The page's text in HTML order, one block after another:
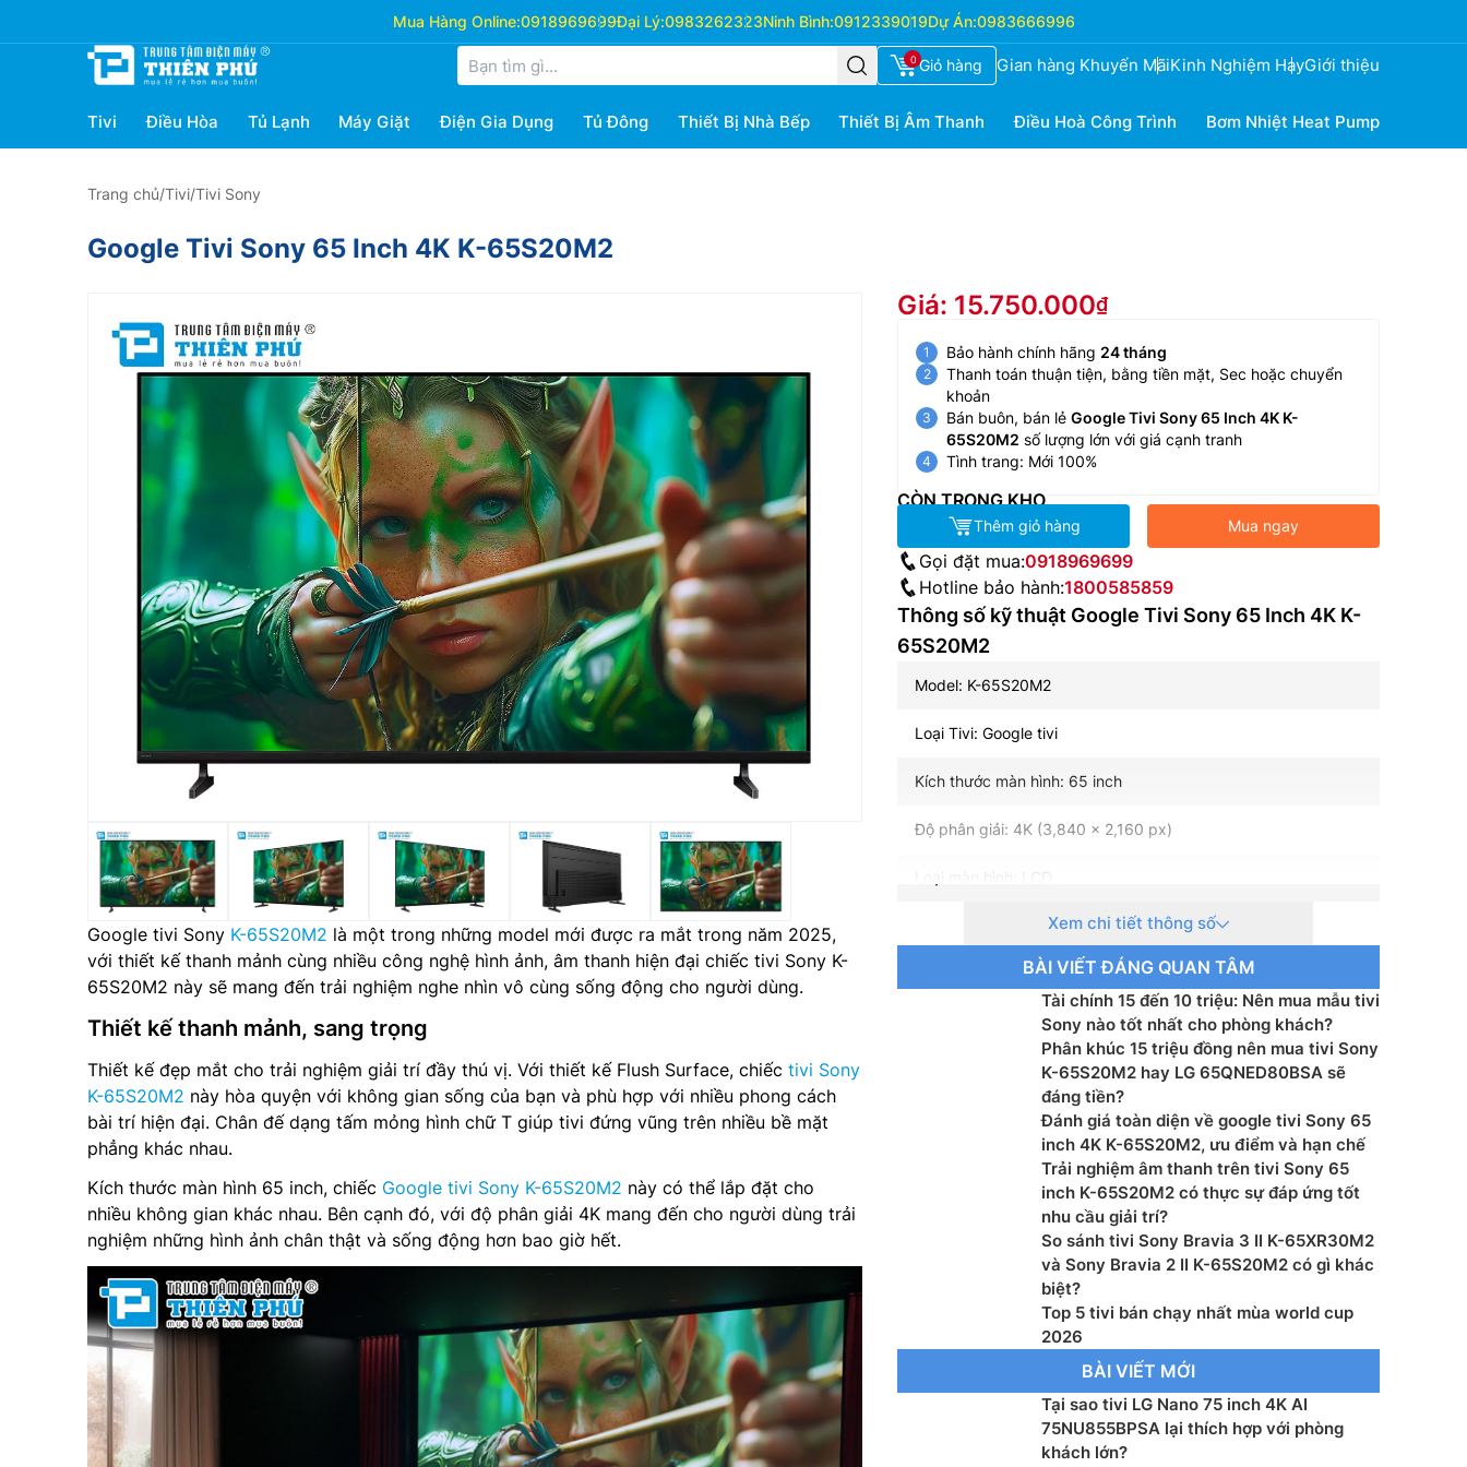
Mua Hàng Online:0918969699Đại Lý:0983262323Ninh Bình:0912339019Dự Án:0983666996
0 Giỏ hàng Gian hàng Khuyến MãiKinh Nghiệm HayGiới thiệu
Tivi Điều Hòa Tủ Lạnh Máy Giặt Điện Gia Dụng Tủ Đông Thiết Bị Nhà Bếp Thiết Bị Âm Thanh Điều Hoà Công Trình Bơm Nhiệt Heat Pump
Trang chủ/Tivi/Tivi Sony
Google Tivi Sony 65 Inch 4K K-65S20M2
Google tivi Sony K-65S20M2 là một trong những model mới được ra mắt trong năm 2025,
với thiết kế thanh mảnh cùng nhiều công nghệ hình ảnh, âm thanh hiện đại chiếc tivi Sony K-
65S20M2 này sẽ mang đến trải nghiệm nghe nhìn vô cùng sống động cho người dùng.
Thiết kế thanh mảnh, sang trọng
Thiết kế đẹp mắt cho trải nghiệm giải trí đầy thú vị. Với thiết kế Flush Surface, chiếc tivi Sony
K-65S20M2 này hòa quyện với không gian sống của bạn và phù hợp với nhiều phong cách
bài trí hiện đại. Chân đế dạng tấm mỏng hình chữ T giúp tivi đứng vũng trên nhiều bề mặt
phẳng khác nhau.
Kích thước màn hình 65 inch, chiếc Google tivi Sony K-65S20M2 này có thể lắp đặt cho
nhiều không gian khác nhau. Bên cạnh đó, với độ phân giải 4K mang đến cho người dùng trải
nghiệm những hình ảnh chân thật và sống động hơn bao giờ hết.
Giá: 15.750.000
Bảo hành chính hãng 24 tháng
Thanh toán thuận tiện, bằng tiền mặt, Sec hoặc chuyển
khoản
Bán buôn, bán lẻ Google Tivi Sony 65 Inch 4K K-
65S20M2 số lượng lớn với giá cạnh tranh
Tình trang: Mới 100%
CÒN TRONG KHO
Thêm giỏ hàng Mua ngay
Gọi đặt mua:0918969699
Hotline bảo hành:1800585859
Thông số kỹ thuật Google Tivi Sony 65 Inch 4K K-
65S20M2
Model: K-65S20M2
Loại Tivi: Google tivi
Kích thước màn hình: 65 inch
Độ phân giải: 4K (3,840 x 2,160 px)
Loại màn hình: LCD
Tần số quét: 60 Hz
Hệ điều hành – Giao diện: Android TV
Bộ xử lý: 4K Processor X1
Tổng công suất loa: 20 W
Tìm kiếm bằng giọng nói: Google Assistant (SG only)
Chia sẻ màn hình: Google Cast™, Apple AirPlay 2
Truyền thanh Kỹ thuật số: DVB-T2 (*VN: DVB-T2C)
Nguồn cấp điện: 50/60 Hz, 220 V – 240 V AC
Mức tiêu thụ nguồn (chế độ cờ): 0.5 W
Kết nối: Wifi 6, Bluetooth, HDMI, USB, Anynet+ (HDMI-CEC),
Xem chi tiết thông số
BÀI VIẾT ĐÁNG QUAN TÂM
Tài chính 15 đến 10 triệu: Nên mua mẫu tivi
Sony nào tốt nhất cho phòng khách?
Phân khúc 15 triệu đồng nên mua tivi Sony
K-65S20M2 hay LG 65QNED80BSA sẽ
đáng tiền?
Đánh giá toàn diện về google tivi Sony 65
inch 4K K-65S20M2, ưu điểm và hạn chế
Trải nghiệm âm thanh trên tivi Sony 65
inch K-65S20M2 có thực sự đáp ứng tốt
nhu cầu giải trí?
So sánh tivi Sony Bravia 3 II K-65XR30M2
và Sony Bravia 2 II K-65S20M2 có gì khác
biệt?
Top 5 tivi bán chạy nhất mùa world cup
2026
BÀI VIẾT MỚI
Tại sao tivi LG Nano 75 inch 4K AI
75NU855BPSA lại thích hợp với phòng
khách lớn?